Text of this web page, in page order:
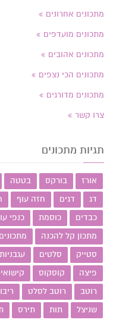
מתכונים אחרונים
מתכונים מועדפים
מתכונים אהובים
מתכונים הכי נצפים
מתכונים מדורגים
צרו קשר
תגיות מתכונים
אורז בורקס בטטה
דג
דגים חזה עוף
כבדים
כוסמת כנפי
מתכון קל להכנה
סטייק
סלטים עגבניות
פיצה
קוסקוס
רוטב
רוטב לסלט
שניצל
תות תירס